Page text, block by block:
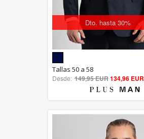
Dto. hasta 30%
out of 5
Tallas 50 a 58
Desde: 149,95 EUR134,96 EUR